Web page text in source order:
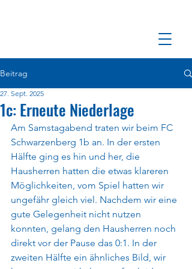
Beitrag
1c: Erneute Niederlage
27. Sept. 2025
Am Samstagabend traten wir beim FC
Schwarzenberg 1b an. In der ersten
Hälfte ging es hin und her, die
Hausherren hatten die etwas klareren
Möglichkeiten, vom Spiel hatten wir
ungefähr gleich viel. Nachdem wir eine
gute Gelegenheit nicht nutzen
konnten, gelang den Hausherren noch
direkt vor der Pause das 0:1. In der
zweiten Hälfte ein ähnliches Bild, wir